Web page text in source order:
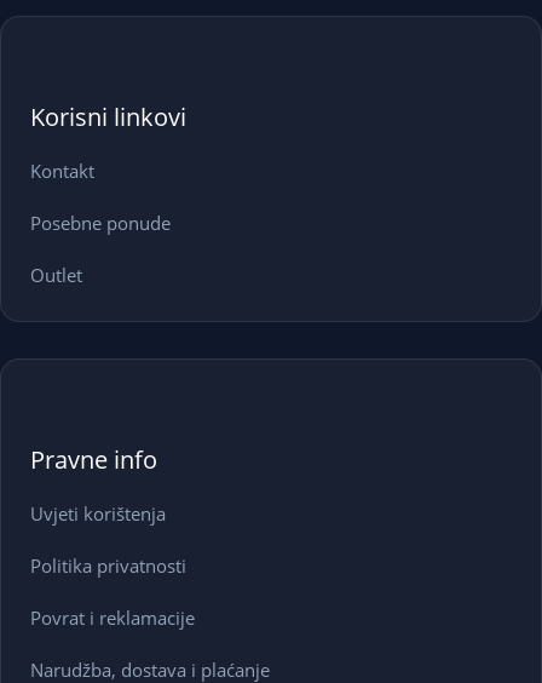
Korisni linkovi
Kontakt
Posebne ponude
Outlet
Pravne info
Uvjeti korištenja
Politika privatnosti
Povrat i reklamacije
Narudžba, dostava i plaćanje